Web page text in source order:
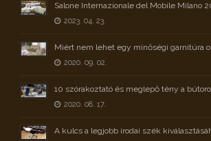
Salone Internazionale del Mobile Milano
2023. 04. 23.
Miért nem lehet egy minőségi garnitúra
2020. 09. 02.
10 szórakoztató és meglepő tény a
2020. 08. 17.
A kulcs a legjobb irodai szék